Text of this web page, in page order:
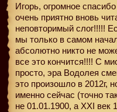
Игорь, огромное
очень приятно вновь
неповторимый слог!!!!!
мы только в самом
абсолютно никто не
все это кончится!!!! С
просто, эра Водолея
это произошло в 2012г,
именно сейчас (точно
не 01.01.1900, а XXI век